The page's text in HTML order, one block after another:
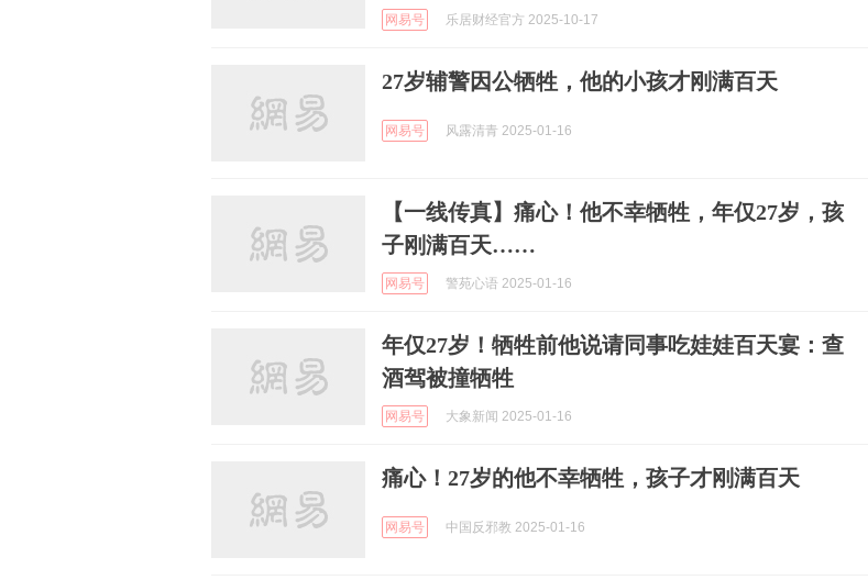
网易号 乐居财经官方 2025-10-17
27岁辅警因公牺牲，他的小孩才刚满百天
网易号 风露清青 2025-01-16
【一线传真】痛心！他不幸牺牲，年仅27岁，孩
子刚满百天……
网易号 警苑心语 2025-01-16
年仅27岁！牺牲前他说请同事吃娃娃百天宴：查
酒驾被撞牺牲
网易号 大象新闻 2025-01-16
痛心！27岁的他不幸牺牲，孩子才刚满百天
网易号 中国反邪教 2025-01-16